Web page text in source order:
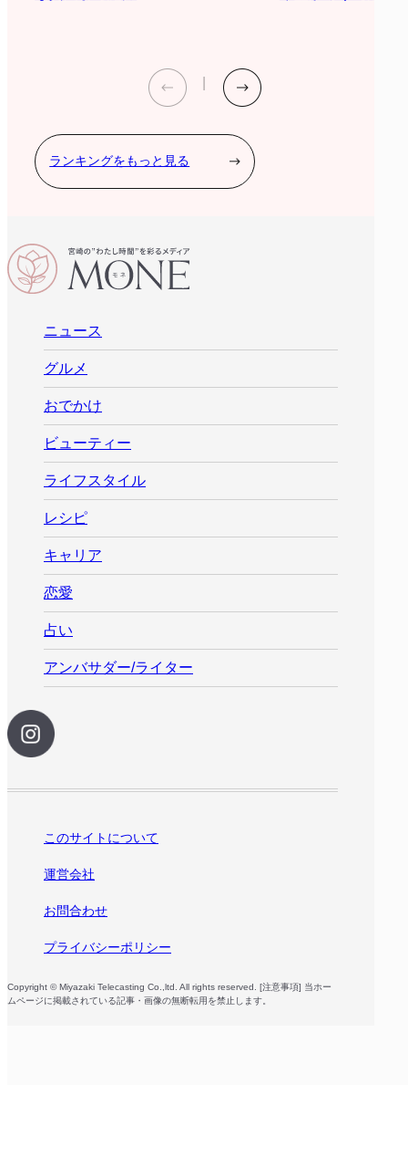
ランキングをもっと見る
ニュース
グルメ
おでかけ
ビューティー
ライフスタイル
レシピ
キャリア
恋愛
占い
アンバサダー/ライター
このサイトについて
運営会社
お問合わせ
プライバシーポリシー
Copyright © Miyazaki Telecasting Co.,ltd. All rights reserved. [注意事項] 当ホー
ムページに掲載されている記事・画像の無断転用を禁止します。